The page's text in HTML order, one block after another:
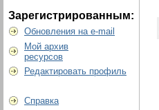
Зарегистрированным:
Обновления на e-mail
Мой архив
ресурсов
Редактировать профиль
Справка